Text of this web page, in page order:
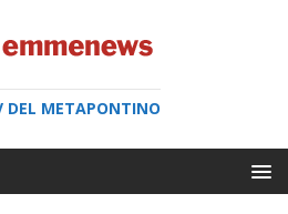
DEL METAPONTINO